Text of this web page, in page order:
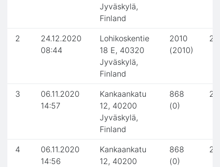
Jyväskylä,
Finland
2
24.12.2020
08:44
Lohikoskentie
18 E, 40320
Jyväskylä,
Finland
2010
(2010)
3
06.11.2020
14:57
Kankaankatu
12, 40200
Jyväskylä,
Finland
868
(0)
4
06.11.2020
14:56
Kankaankatu
12, 40200
868
(0)